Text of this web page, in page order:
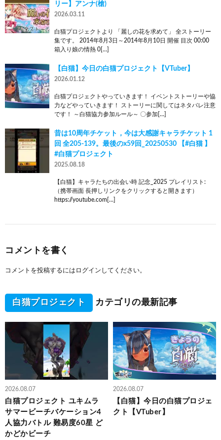
リー】アンナ(槍)
2026.03.11
白猫プロジェクトより 「麗しの花を求めて」 全ストーリー
集です。 2014年8月3日～2014年8月10日 開催 目次 00:00
箱入り娘の情熱 0[…]
【白猫】今日の白猫プロジェクト【VTuber】
2026.01.12
白猫プロジェクトやっていきます！ イベントストーリーや協
力などやっていきます！ ストーリーに関してはネタバレ注意
です！ ～白猫協力参加ルール～ 〇参加[…]
昔は10周年チケット，今は大感謝キャラチケット 1
回 全205-139。最後のx59回_20250530 【#白猫 】
#白猫プロジェクト
2025.08.18
【白猫】キャラたちの出会い時 記念_2025 プレイリスト:
（携帯画面 長押しリンクをクリックすると開きます）
https://youtube.com[…]
コメントを書く
コメントを投稿するには ログイン してください。
白猫プロジェクト カテゴリの最新記事
2026.08.07
白猫プロジェクト ユキムラ
サマービーチバケーション4
人協力バトル 難易度60星 ど
かどかビーチ
2026.08.07
【白猫】今日の白猫プロジェ
クト【VTuber】